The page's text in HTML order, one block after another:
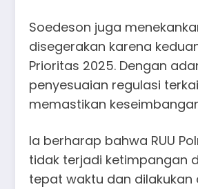
Soedeson juga
disegerakan karena
Prioritas 2025. Dengan
penyesuaian regulasi
memastikan
Ia berharap bahwa RUU
tidak terjadi ketimpangan
tepat waktu dan